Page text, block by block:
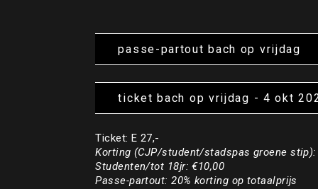
passe-partout bach op vrijdag
ticket bach op vrijdag - 4 okt
Ticket: E 27,-
Korting (CJP/student/stadspas groene stip):
Studenten/tot 18jr: €10,00
Passe-partout: 20% korting op totaalprijs